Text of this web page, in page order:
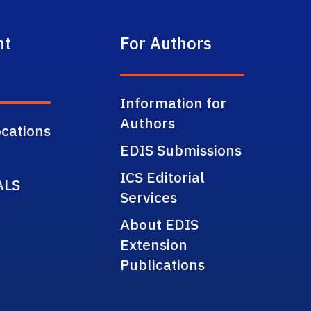
For Authors
Information for
Authors
EDIS Submissions
ICS Editorial
Services
About EDIS
Extension
Publications